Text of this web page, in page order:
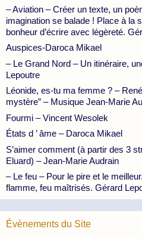
– Aviation – Créer un texte, un
imagination se balade ! Place à la
bonheur d’écrire avec légèreté.
Auspices-Daroca Mikael
– Le Grand Nord – Un itinéraire,
Lepoutre
Léonide, es-tu ma femme ? –
mystère” – Musique Jean-Marie
Fourmi – Vincent Wesolek
États d ’ âme – Daroca Mikael
S’aimer comment (à partir des 3
Eluard) – Jean-Marie Audrain
– Le feu – Pour le pire et le
flamme, feu maîtrisés. Gérard
Évènements du Site